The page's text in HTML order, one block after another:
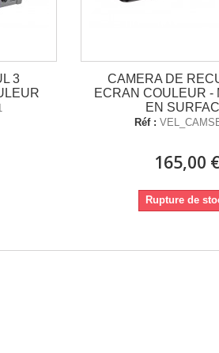
3
CAMERA DE
ECRAN COULEUR -
EN
Réf :
165,00 €
Rupture de